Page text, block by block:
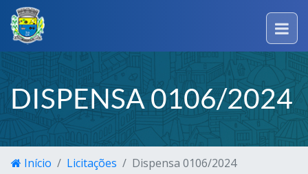
DISPENSA 0106/2024
Início Licitações Dispensa 0106/2024